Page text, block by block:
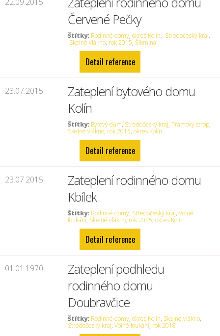
Červené Pečky
Štítky: Rodinné domy,okres Kolín, Středočeský kraj,
Skelné vlákno, rok 2015,Šikmina
Detail reference
23.07.2015
Zateplení bytového domu
Kolín
Štítky: Bytový dům, Středočeský kraj,Trámový strop,
Skelné vlákno, rok 2015,okres Kolín
Detail reference
23.07.2015
Zateplení rodinného domu
Kbílek
Štítky: Rodinné domy, Středočeský kraj,Volné
foukání, Skelné vlákno, rok 2015,okres Kolín
Detail reference
01.01.1970
Zateplení podhledu
rodinného domu
Doubravčice
Štítky: Rodinné domy,okres Kolín, Skelné vlákno,
Středočeský kraj,Volné foukání, rok 2018